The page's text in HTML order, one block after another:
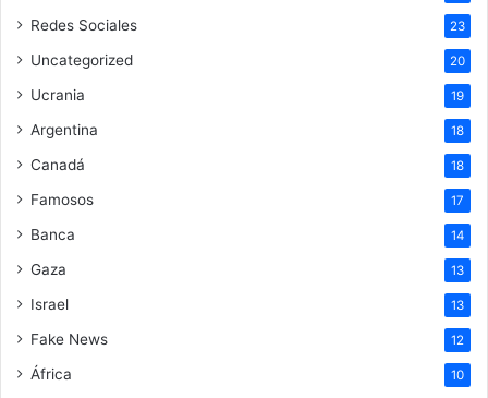
Redes Sociales 23
Uncategorized 20
Ucrania 19
Argentina 18
Canadá 18
Famosos 17
Banca 14
Gaza 13
Israel 13
Fake News 12
África 10